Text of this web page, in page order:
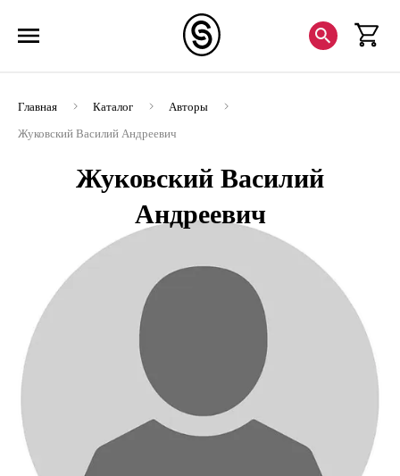
Главная Каталог
Авторы
Жуковский Василий Андреевич
Жуковский Василий
Андреевич